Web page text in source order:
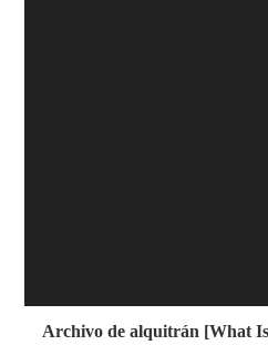
Archivo de alquitrán [What